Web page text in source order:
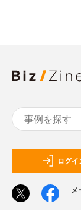
ログイ
メ